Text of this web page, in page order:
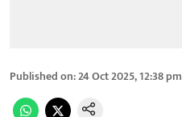
Published on:24 Oct 2025, 12:38 pm